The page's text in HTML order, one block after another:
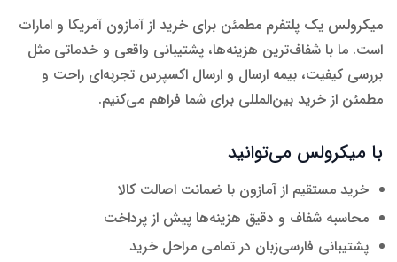
میکرولس یک پلتفرم مطمئن برای خرید از آمازون آمریکا و امارات
است. ما با شفاف‌ترین هزینه‌ها، پشتیبانی واقعی و خدماتی مثل
بررسی کیفیت، بیمه ارسال و ارسال اکسپرس تجربه‌ای راحت و
مطمئن از خرید بین‌المللی برای شما فراهم می‌کنیم.
با میکرولس می‌توانید
خرید مستقیم از آمازون با ضمانت اصالت کالا
محاسبه شفاف و دقیق هزینه‌ها پیش از پرداخت
پشتیبانی فارسی‌زبان در تمامی مراحل خرید